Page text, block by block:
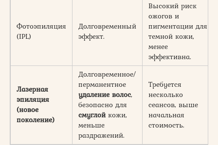
Фотоэпиляция
(IPL)
Долговременный
эффект.
Высокий риск
ожогов и
пигментации для
темной кожи,
менее
эффективна.
Лазерная
эпиляция
(новое
поколение)
Долговременное/
перманентное
удаление волос,
безопасно для
смуглойкожи,
меньше
раздражений.
Требуется
несколько
сеансов, выше
начальная
стоимость.